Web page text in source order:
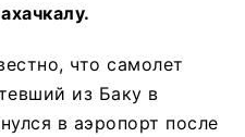
что самолет
из Баку в
в аэропорт после